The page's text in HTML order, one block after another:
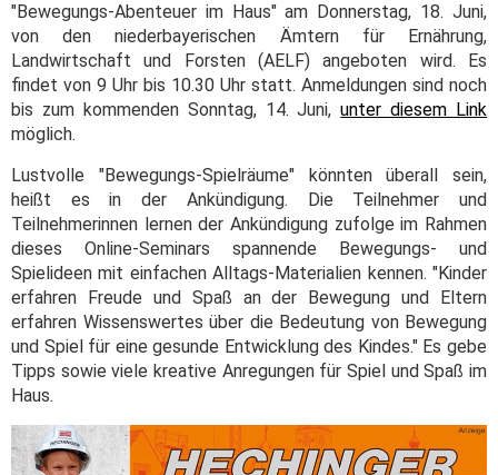
"Bewegungs-Abenteuer im Haus" am Donnerstag, 18. Juni,
von den niederbayerischen Ämtern für Ernährung,
Landwirtschaft und Forsten (AELF) angeboten wird. Es
findet von 9 Uhr bis 10.30 Uhr statt. Anmeldungen sind noch
bis zum kommenden Sonntag, 14. Juni,unter diesem Link
möglich.
Lustvolle "Bewegungs-Spielräume" könnten überall sein,
heißt es in der Ankündigung. Die Teilnehmer und
Teilnehmerinnen lernen der Ankündigung zufolge im Rahmen
dieses Online-Seminars spannende Bewegungs- und
Spielideen mit einfachen Alltags-Materialien kennen. "Kinder
erfahren Freude und Spaß an der Bewegung und Eltern
erfahren Wissenswertes über die Bedeutung von Bewegung
und Spiel für eine gesunde Entwicklung des Kindes." Es gebe
Tipps sowie viele kreative Anregungen für Spiel und Spaß im
Haus.